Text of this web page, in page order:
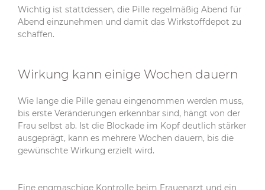
Wichtig ist stattdessen, die Pille regelmäßig Abend für
Abend einzunehmen und damit das Wirkstoffdepot zu
schaffen.
Wirkung kann einige Wochen dauern
Wie lange die Pille genau eingenommen werden muss,
bis erste Veränderungen erkennbar sind, hängt von der
Frau selbst ab. Ist die Blockade im Kopf deutlich stärker
ausgeprägt, kann es mehrere Wochen dauern, bis die
gewünschte Wirkung erzielt wird.
Eine engmaschige Kontrolle beim Frauenarzt und ein